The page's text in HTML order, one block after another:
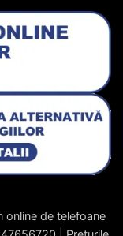
online de telefoane